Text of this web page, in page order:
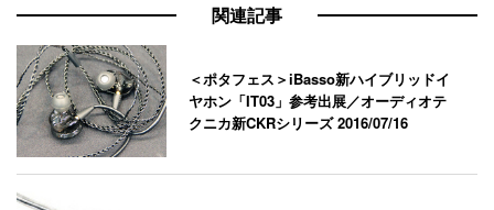
関連記事
＜ポタフェス＞iBasso新ハイブリッドイ
ヤホン「IT03」参考出展／オーディオテ
クニカ新CKRシリーズ2016/07/16